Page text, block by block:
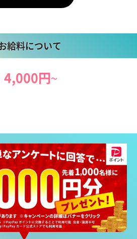
グループが手がけるキャバクラです。
るお店ですので、ゆったりとした落ち
ます。
お仕事をすることができるかと思いま
さい。
験入店》可能です。
給料について
4,000円～